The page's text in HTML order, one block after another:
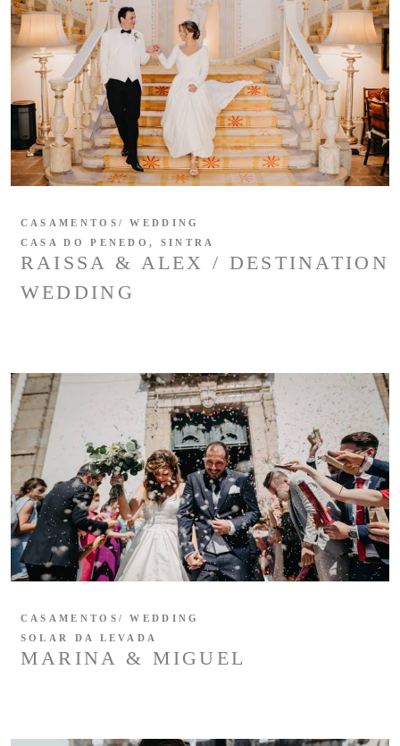
RAISSA & ALEX / DESTINATION
WEDDING
CASAMENTOS/ WEDDING
CASA DO PENEDO, SINTRA
MARINA & MIGUEL
CASAMENTOS/ WEDDING
SOLAR DA LEVADA